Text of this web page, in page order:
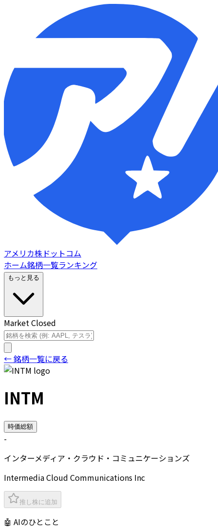
アメリカ株ドットコム
ホーム銘柄一覧ランキング
もっと見る
Market Closed
← 銘柄一覧に戻る
INTM
時価総額
-
インターメディア・クラウド・コミュニケーションズ
Intermedia Cloud Communications Inc
推し株に追加
🤖 AIのひとこと